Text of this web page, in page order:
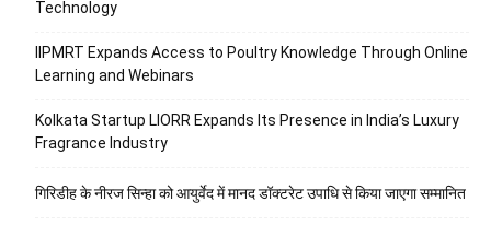
Technology
IIPMRT Expands Access to Poultry Knowledge Through Online
Learning and Webinars
Kolkata Startup LIORR Expands Its Presence in India’s Luxury
Fragrance Industry
गिरिडीह के नीरज सिन्हा को आयुर्वेद में मानद डॉक्टरेट उपाधि से किया जाएगा सम्मानित